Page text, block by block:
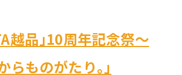
越品」10周年記念祭～
らものがたり。」